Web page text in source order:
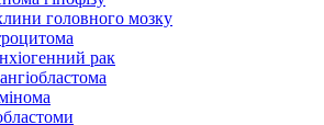
головного мозку
рак